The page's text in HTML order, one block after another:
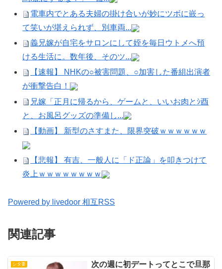
電車内でとある夫婦の掛け合いが妙にツボに嵌っ
て笑いが堪えられず、別車両...
義兄嫁が自宅をサロンにして姪を毎日ウトメへ預
ける生活に。数年後、そのツ...
【速報】 NHKの○被害問題、○加害した番組出演者
が衝撃告白！
兄嫁「正月に帰るから、ゲームと、いいお肉とｼ酉
と、お風呂グッズの準備し...
【動画】 新型のさすまた、限界突破ｗｗｗｗｗｗ
【悲報】 有吉、一般人に「ド正論」を叩きつけて
炎上ｗｗｗｗｗｗｗｗ
Powered by livedoor 相互RSS
関連記事
シタ妻
次の週に初デートってとこで旦那